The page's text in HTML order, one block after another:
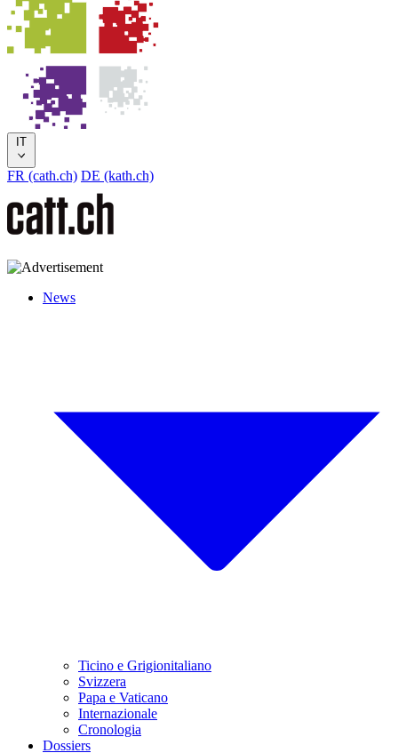
IT
FR (cath.ch) DE (kath.ch)
News
Ticino e Grigionitaliano
Svizzera
Papa e Vaticano
Internazionale
Cronologia
Dossiers